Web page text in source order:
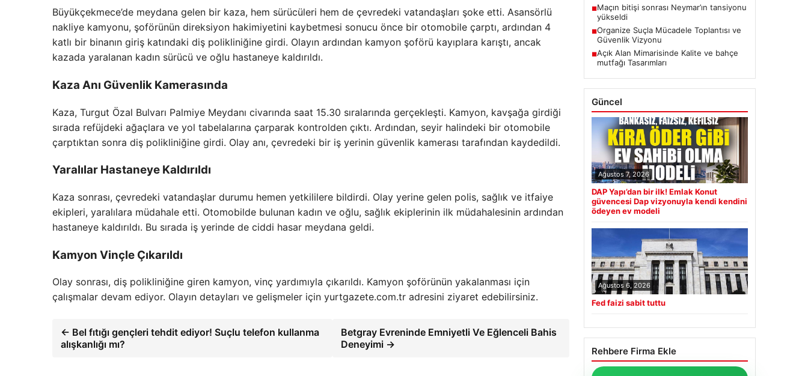
Büyükçekmece’de meydana gelen bir kaza, hem sürücüleri hem de çevredeki vatandaşları şoke etti. Asansörlü
nakliye kamyonu, şoförünün direksiyon hakimiyetini kaybetmesi sonucu önce bir otomobile çarptı, ardından 4
katlı bir binanın giriş katındaki diş polikliniğine girdi. Olayın ardından kamyon şoförü kayıplara karıştı, ancak
kazada yaralanan kadın sürücü ve oğlu hastaneye kaldırıldı.
Kaza Anı Güvenlik Kamerasında
Kaza, Turgut Özal Bulvarı Palmiye Meydanı civarında saat 15.30 sıralarında gerçekleşti. Kamyon, kavşağa girdiği
sırada refüjdeki ağaçlara ve yol tabelalarına çarparak kontrolden çıktı. Ardından, seyir halindeki bir otomobile
çarptıktan sonra diş polikliniğine girdi. Olay anı, çevredeki bir iş yerinin güvenlik kamerası tarafından kaydedildi.
Yaralılar Hastaneye Kaldırıldı
Kaza sonrası, çevredeki vatandaşlar durumu hemen yetkililere bildirdi. Olay yerine gelen polis, sağlık ve itfaiye
ekipleri, yaralılara müdahale etti. Otomobilde bulunan kadın ve oğlu, sağlık ekiplerinin ilk müdahalesinin ardından
hastaneye kaldırıldı. Bu sırada iş yerinde de ciddi hasar meydana geldi.
Kamyon Vinçle Çıkarıldı
Olay sonrası, diş polikliniğine giren kamyon, vinç yardımıyla çıkarıldı. Kamyon şoförünün yakalanması için
çalışmalar devam ediyor. Olayın detayları ve gelişmeler için yurtgazete.com.tr adresini ziyaret edebilirsiniz.
← Bel fıtığı gençleri tehdit ediyor! Suçlu telefon kullanma
alışkanlığı mı?
Betgray Evreninde Emniyetli Ve Eğlenceli Bahis
Deneyimi →
■Maçın bitişi sonrası Neymar’ın tansiyonu
yükseldi
■Organize Suçla Mücadele Toplantısı ve
Güvenlik Vizyonu
■Açık Alan Mimarisinde Kalite ve bahçe
mutfağı Tasarımları
Güncel
Ağustos 7, 2026
DAP Yapı’dan bir ilk! Emlak Konut
güvencesi Dap vizyonuyla kendi kendini
ödeyen ev modeli
Ağustos 6, 2026
Fed faizi sabit tuttu
Rehbere Firma Ekle